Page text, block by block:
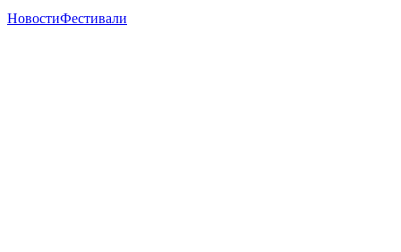
НовостиФестивали